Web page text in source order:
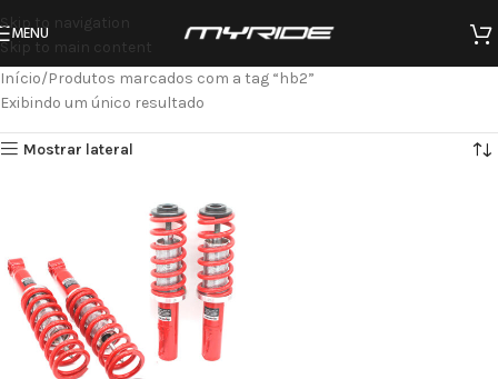
Skip to navigation
Skip to main content
MENU
Início Produtos marcados com a tag “hb2”
Exibindo um único resultado
Mostrar lateral